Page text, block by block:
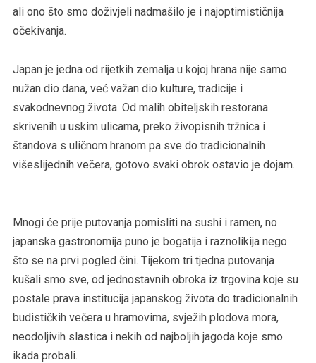
ali ono što smo doživjeli nadmašilo je i najoptimističnija
očekivanja.
Japan je jedna od rijetkih zemalja u kojoj hrana nije samo
nužan dio dana, već važan dio kulture, tradicije i
svakodnevnog života. Od malih obiteljskih restorana
skrivenih u uskim ulicama, preko živopisnih tržnica i
štandova s uličnom hranom pa sve do tradicionalnih
višeslijednih večera, gotovo svaki obrok ostavio je dojam.
Mnogi će prije putovanja pomisliti na sushi i ramen, no
japanska gastronomija puno je bogatija i raznolikija nego
što se na prvi pogled čini. Tijekom tri tjedna putovanja
kušali smo sve, od jednostavnih obroka iz trgovina koje su
postale prava institucija japanskog života do tradicionalnih
budističkih večera u hramovima, svježih plodova mora,
neodoljivih slastica i nekih od najboljih jagoda koje smo
ikada probali.